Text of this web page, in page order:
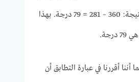
نطرح هذا المجموع من القيمة الكلية لزوايا الشكل الرباعي، فتكون النتيجة: 360 – 281 = 79 درجة. بهذا
أقررنا في عبارة التطابق أن